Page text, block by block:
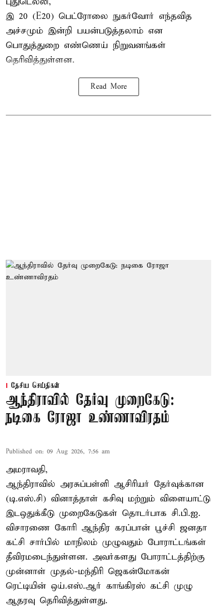
இ 20 (E20) பெட்ரோலை நுகர்வோர் எந்தவித
அச்சமும் இன்றி பயன்படுத்தலாம் என
பொதுத்துறை எண்ணெய் நிறுவனங்கள்
தெரிவித்துள்ளன.
Read More
தேசிய செய்திகள்
ஆந்திராவில் தேர்வு முறைகேடு:
நடிகை ரோஜா உண்ணாவிரதம்
Published on: 09 Aug 2026, 7:56 am
அமராவதி,
ஆந்திராவில் அரசுப்பள்ளி ஆசிரியர் தேர்வுக்கான
(டி.எஸ்.சி) வினாத்தாள் கசிவு மற்றும் விளையாட்டு
இடஒதுக்கீடு முறைகேடுகள் தொடர்பாக சி.பி.ஐ.
விசாரணை கோரி ஆந்திர கரப்பான் பூச்சி ஜனதா
கட்சி சார்பில் மாநிலம் முழுவதும் போராட்டங்கள்
தீவிரமடைந்துள்ளன. அவர்களது போராட்டத்திற்கு
முன்னாள் முதல்-மந்திரி ஜெகன்மோகன்
ரெட்டியின் ஒய்.எஸ்.ஆர் காங்கிரஸ் கட்சி முழு
ஆதரவு தெரிவித்துள்ளது.